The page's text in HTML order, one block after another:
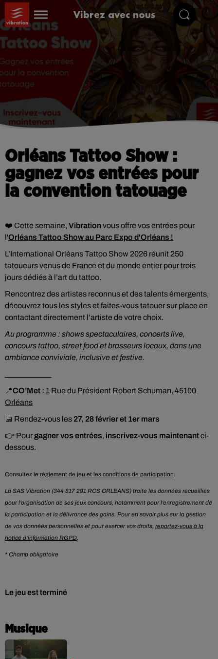
Vibrez avec nous
Orléans Tattoo Show :
gagnez vos entrées pour
la convention tatouage
❤️ Cette semaine, Vibrationvous offre vos entrées pour
l'Orléans Tattoo Show au Parc Expo d'Orléans !
L’International Orléans Tattoo Show 2026 réunit 250
tatoueurs venus de France et du monde entier pour trois
jours dédiés à l’art du tattoo.
Rencontrez des artistes reconnus et des talents émergents,
découvrez tous les styles et faites-vous tatouer sur place en
contactant directement l’artiste de votre choix.
Au programme : shows spectaculaires, concerts live,
concours tattoo, street food et brasseurs locaux, dans une
ambiance conviviale, inclusive et festive.
📍CO’Met : 1 Rue du Président Robert Schuman, 45100
Orléans
📅 Rendez-vous les 27, 28 février et 1er mars
👉 Pour gagner vos entrées, inscrivez-vous maintenantci-
dessous.
Consultez le règlement de jeu et les conditions de participation.
La SAS Vibration (344 817 291 RCS ORLEANS) traite les données recueillies
pour l’organisation de ses jeux concours, notamment pour l’enregistrement de
la participation et la délivrance des gains. Pour en savoir plus sur la gestion
de vos données personnelles et pour exercer vos droits, reportez-vous à la
notice d'information RGPD.
* Champ obligatoire
Le jeu est terminé
Musique